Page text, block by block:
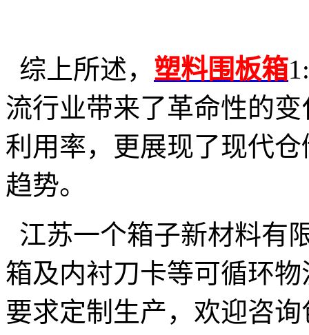
综上所述， 塑料围板箱
流行业带来了革命性的
利用率，更展现了现代
趋势。
江苏一个箱子新材料有
箱及内衬刀卡等可循环
要求定制生产，欢迎咨